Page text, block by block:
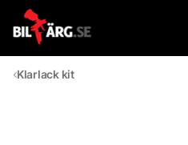
Klarlack kit